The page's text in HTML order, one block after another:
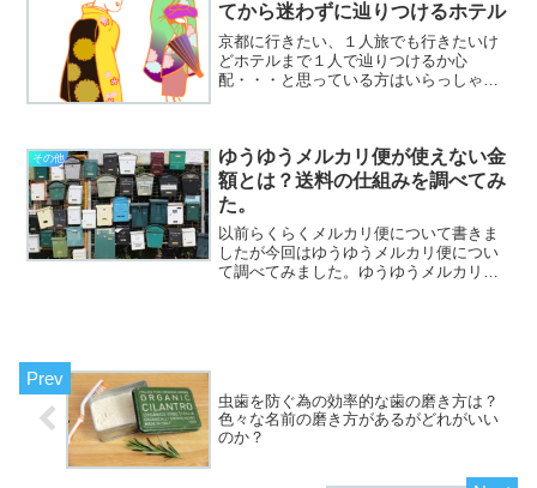
てから迷わずに辿りつけるホテル
京都に行きたい、１人旅でも行きたいけ
どホテルまで１人で辿りつけるか心
配・・・と思っている方はいらっしゃる
してとても便利だなと思った点...
その他
ゆうゆうメルカリ便が使えない金
額とは？送料の仕組みを調べてみ
た。
以前らくらくメルカリ便について書きま
したが今回はゆうゆうメルカリ便につい
て調べてみました。ゆうゆうメルカリ便
虫歯を防ぐ為の効率的な歯の磨き方は？
色々な名前の磨き方があるがどれがいい
のか？